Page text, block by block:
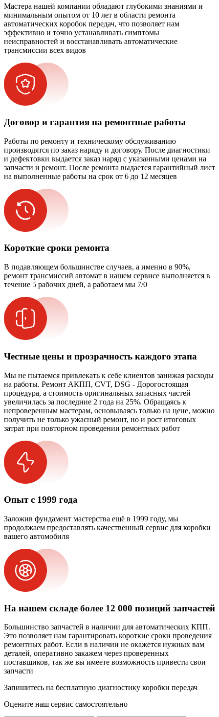
Мастера нашей компании обладают глубокими знаниями и
минимальным опытом от 10 лет в области ремонта
автоматических коробок передач, что позволяет нам
эффективно и точно устанавливать симптомы
неисправностей и восстанавливать автоматические
трансмиссии всех видов
Договор и гарантия на ремонтные работы
Работы по ремонту и техническому обслуживанию
производятся по заказ наряду и договору. После диагностики
и дефектовки выдается заказ наряд с указанными ценами на
запчасти и ремонт. После ремонта выдается гарантийный лист
на выполненные работы на срок от 6 до 12 месяцев
Короткие сроки ремонта
В подавляющем большинстве случаев, а именно в 90%,
ремонт трансмиссий автомат в нашем сервисе выполняется в
течение 5 рабочих дней, а работаем мы 7/0
Честные цены и прозрачность каждого этапа
Мы не пытаемся привлекать к себе клиентов занижая расходы
на работы. Ремонт АКПП, CVT, DSG - Дорогостоящая
процедура, а стоимость оригинальных запасных частей
увеличилась за последние 2 года на 25%. Обращаясь к
непроверенным мастерам, основываясь только на цене, можно
получить не только ужасный ремонт, но и рост итоговых
затрат при повторном проведении ремонтных работ
Опыт с 1999 года
Заложив фундамент мастерства ещё в 1999 году, мы
продолжаем предоставлять качественный сервис для коробки
вашего автомобиля
На нашем складе более 12 000 позиций запчастей
Большинство запчастей в наличии для автоматических КПП.
Это позволяет нам гарантировать короткие сроки проведения
ремонтных работ. Если в наличии не окажется нужных вам
деталей, оперативно закажем через проверенных
поставщиков, так же вы имеете возможность привести свои
запчасти
Запишитесь на бесплатную диагностику коробки передач
Оцените наш сервис самостоятельно